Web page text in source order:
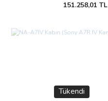
151.258,01 TL
Tükendi